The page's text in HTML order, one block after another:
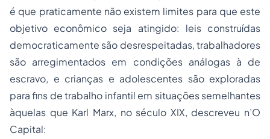
é que praticamente não existem limites para que este
objetivo econômico seja atingido: leis construídas
democraticamente são desrespeitadas, trabalhadores
são arregimentados em condições análogas à de
escravo, e crianças e adolescentes são exploradas
para fins de trabalho infantil em situações semelhantes
àquelas que Karl Marx, no século XIX, descreveu n’O
Capital: